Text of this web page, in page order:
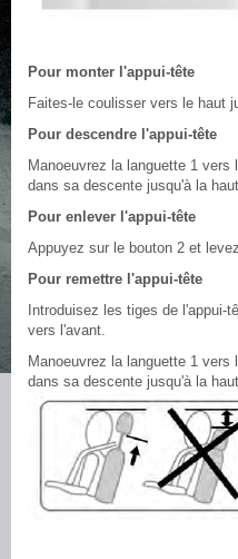
Pour monter l'appui-tête
Faites-le coulisser vers le haut
Pour descendre l'appui-tête
Manoeuvrez la languette 1
dans sa descente jusqu'à la
Pour enlever l'appui-tête
Appuyez sur le bouton 2 et
Pour remettre l'appui-tête
Introduisez les tiges de l'appui-
vers l'avant.
Manoeuvrez la languette 1
dans sa descente jusqu'à la